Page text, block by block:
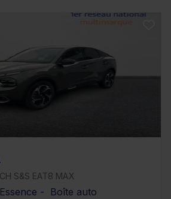
S&S EAT8 MAX
- Boîte auto